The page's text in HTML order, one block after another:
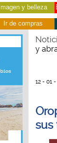
Imagen y belleza
Ir de compras
y
12 - 01
sus